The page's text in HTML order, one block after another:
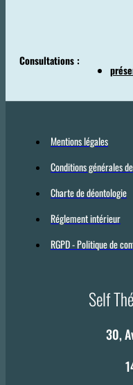
Consultations :
Mentions légales
Conditions générales
Charte de déontologie
Réglement intérieur
RGPD - Politique de
Self
30,